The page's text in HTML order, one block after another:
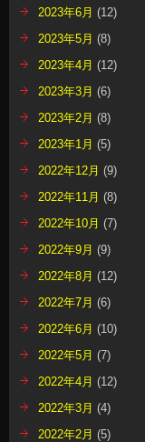
2023年6月 (12)
2023年5月 (8)
2023年4月 (12)
2023年3月 (6)
2023年2月 (8)
2023年1月 (5)
2022年12月 (9)
2022年11月 (8)
2022年10月 (7)
2022年9月 (9)
2022年8月 (12)
2022年7月 (6)
2022年6月 (10)
2022年5月 (7)
2022年4月 (12)
2022年3月 (4)
2022年2月 (5)